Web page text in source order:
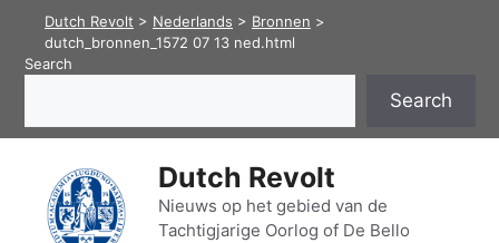
content
Dutch Revolt > Nederlands > Bronnen >
dutch_bronnen_1572 07 13 ned.html
Search
Search
Dutch Revolt
Nieuws op het gebied van de
Tachtigjarige Oorlog of De Bello